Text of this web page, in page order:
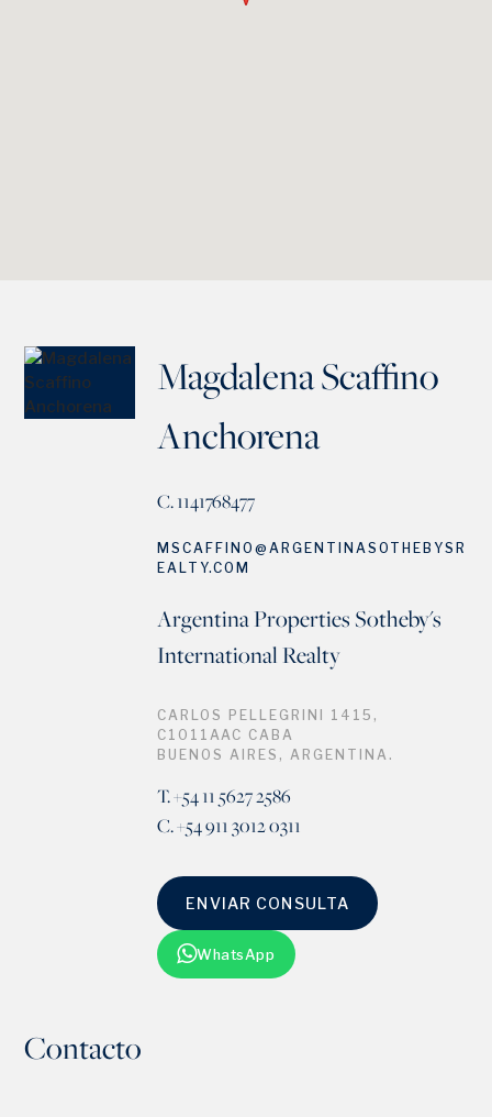
Magdalena Scaffino
Anchorena
C. 1141768477
MSCAFFINO@ARGENTINASOTHEBYSR
EALTY.COM
Argentina Properties Sotheby's
International Realty
CARLOS PELLEGRINI 1415,
C1011AAC CABA
BUENOS AIRES, ARGENTINA.
T. +54 11 5627 2586
C. +54 911 3012 0311
ENVIAR CONSULTA
WhatsApp
Contacto